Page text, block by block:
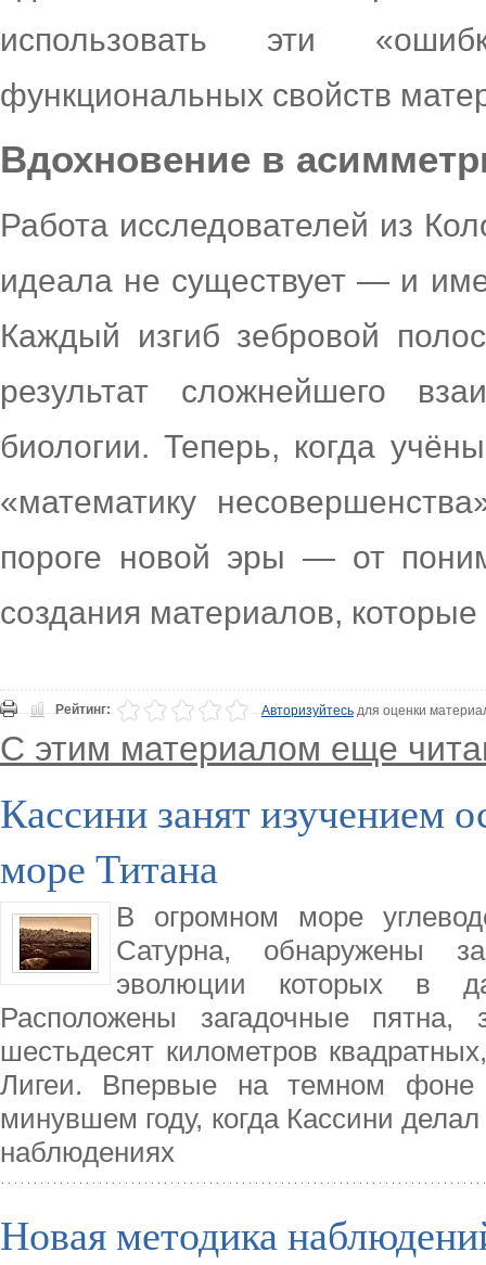
использовать эти
функциональных свойств
Вдохновение в
Работа исследователей из
идеала не существует — и
Каждый изгиб зебровой
результат сложнейшего
биологии. Теперь, когда
«математику
пороге новой эры — от
создания материалов,
Рейтинг: Авторизуйтесьдля оценки
С этим материалом еще
Кассини занят изучением
море Титана
В огромном море
Сатурна, обнаружены
эволюции которых в
Расположены загадочные
шестьдесят километров
Лигеи. Впервые на темном
минувшем году, когда Кассини
наблюдениях
Новая методика